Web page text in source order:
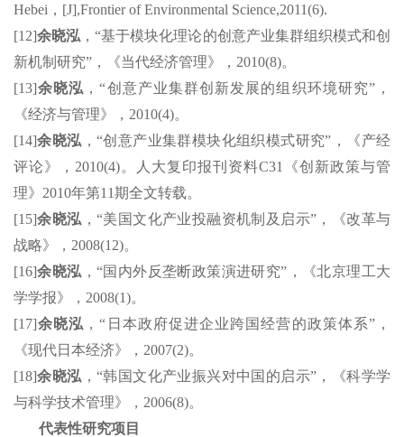
Hebei ， [J],Frontier of Environmental Science,2011(6).
[12]余晓泓 ，“基于模块化理论的创意产业集群组织模式和创
新机制研究” ，《当代经济管理》， 2010(8)。
[13]余晓泓 ，“创意产业集群创新发展的组织环境研究”，
《经济与管理》， 2010(4)。
[14]余晓泓 ，“创意产业集群模块化组织模式研究” ，《产经
评论》， 2010(4)。人大复印报刊资料C31
《创新政策与管
理》 2010年第11期全文转载。
[15]余晓泓 ，“美国文化产业投融资机制及启示” ，《改革与
战略》， 2008(12)。
[16]余晓泓 ，“国内外反垄断政策演进研究” ，《北京理工大
学学报》， 2008(1)。
[17]余晓泓 ，“ 日本政府促进企业跨国经营的政策体系”，
《现代日本经济》， 2007(2)。
[18]余晓泓 ，“韩国文化产业振兴对中国的启示” ，《科学学
与科学技术管理》， 2006(8)。
代表性研究项目